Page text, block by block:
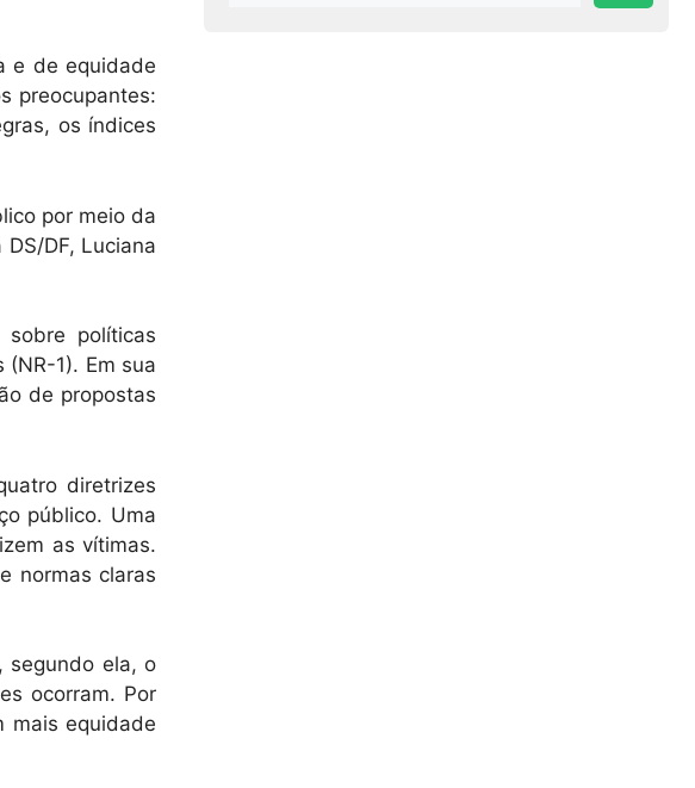
e de equidade
preocupantes:
os índices
por meio da
DF, Luciana
políticas
1). Em sua
de propostas
diretrizes
público. Uma
as vítimas.
normas claras
segundo ela, o
ocorram. Por
mais equidade